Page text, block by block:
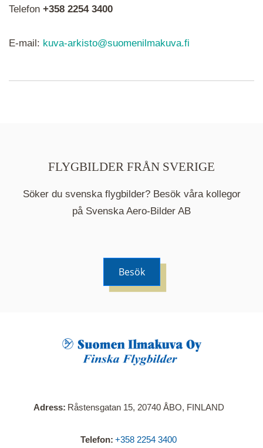
syns som nålar istället.
När du klickar på en serie så öppnas en ny flik.
Här visas en karta över bilder med kända
Telefon +358 2254 3400
E-mail: kuva-arkisto@suomenilmakuva.fi
FLYGBILDER FRÅN SVERIGE
Söker du svenska flygbilder? Besök våra kollegor
på Svenska Aero-Bilder AB
Besök
Adress Råstensgatan 15, 20740 ÅBO, FINLAND
Telefon +358 2254 3400